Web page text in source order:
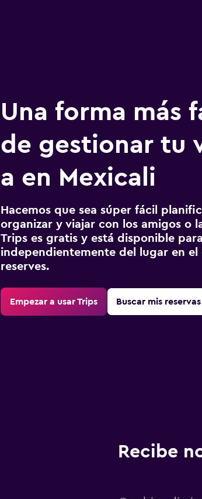
Una forma más
de gestionar tu
a en Mexicali
Hacemos que sea súper fácil
organizar y viajar con los amigos o
Trips es gratis y está disponible
independientemente del lugar en el
reserves.
Empezar a usar Trips Buscar mis reservas
Recibe